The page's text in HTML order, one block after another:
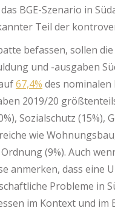
BGE-Szenario in
Teil der
befassen, sollen
und -ausgaben
67,4% des nominalen
2019/20
Sozialschutz (15%),
wie
(9%). Auch
anmerken, dass eine
Probleme in
im Kontext und